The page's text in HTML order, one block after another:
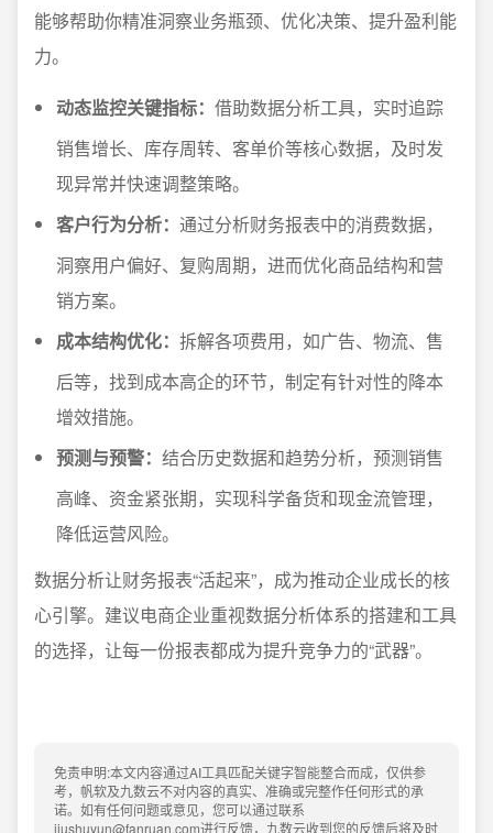
能够帮助你精准洞察业务瓶颈、优化决策、提升盈利能
力。
动态监控关键指标： 借助数据分析工具，实时追踪
销售增长、库存周转、客单价等核心数据，及时发
现异常并快速调整策略。
客户行为分析： 通过分析财务报表中的消费数据，
洞察用户偏好、复购周期，进而优化商品结构和营
销方案。
成本结构优化： 拆解各项费用，如广告、物流、售
后等，找到成本高企的环节，制定有针对性的降本
增效措施。
预测与预警： 结合历史数据和趋势分析，预测销售
高峰、资金紧张期，实现科学备货和现金流管理，
降低运营风险。
数据分析让财务报表“活起来”，成为推动企业成长的核
心引擎。建议电商企业重视数据分析体系的搭建和工具
的选择，让每一份报表都成为提升竞争力的“武器”。
免责申明:本文内容通过AI工具匹配关键字智能整合而成，仅供参
考，帆软及九数云不对内容的真实、准确或完整作任何形式的承
诺。如有任何问题或意见，您可以通过联系
jiushuyun@fanruan.com进行反馈，九数云收到您的反馈后将及时